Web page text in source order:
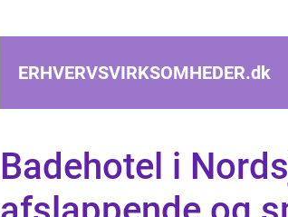
ERHVERVSVIRKSOMHEDER.dk
Badehotel i